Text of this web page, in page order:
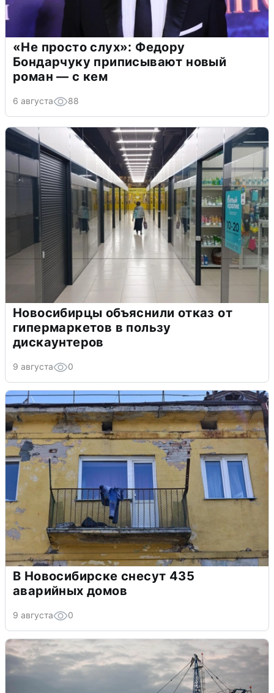
«Не просто слух»: Федору
Бондарчуку приписывают новый
роман — с кем
6 августа 88
Новосибирцы объяснили отказ от
гипермаркетов в пользу
дискаунтеров
9 августа 0
В Новосибирске снесут 435
аварийных домов
9 августа 0